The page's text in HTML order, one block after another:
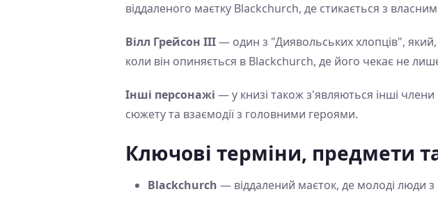
віддаленого маєтку Blackchurch, де стикається з
Вілл Грейсон III— один з "Диявольських хлопців",
коли він опиняється в Blackchurch, де його чекає не
Інші персонажі — у книзі також з'являються інші
сюжету та взаємодії з головними героями.
Ключові терміни, предмети
Blackchurch — віддалений маєток, де молоді люди